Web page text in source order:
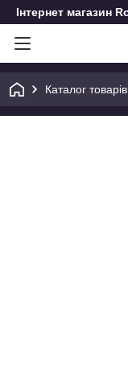
Інтернет магазин
Каталог товарів